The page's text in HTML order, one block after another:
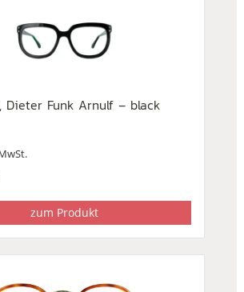
Dieter Funk Arnulf – black
zum Produkt